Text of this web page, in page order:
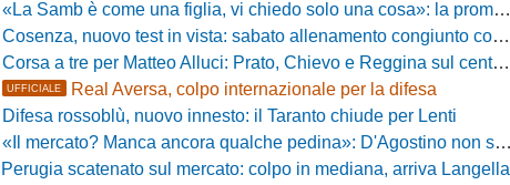
«La Samb è come una figlia, vi chiedo solo una cosa»: la promessa di Vittorio Massi commuove la piazza
Cosenza, nuovo test in vista: sabato allenamento congiunto con il Bisignano
Corsa a tre per Matteo Alluci: Prato, Chievo e Reggina sul centrocampista
UFFICIALE Real Aversa, colpo internazionale per la difesa
Difesa rossoblù, nuovo innesto: il Taranto chiude per Lenti
«Il mercato? Manca ancora qualche pedina»: D'Agostino non si ferma e punta in alto
Perugia scatenato sul mercato: colpo in mediana, arriva Langella